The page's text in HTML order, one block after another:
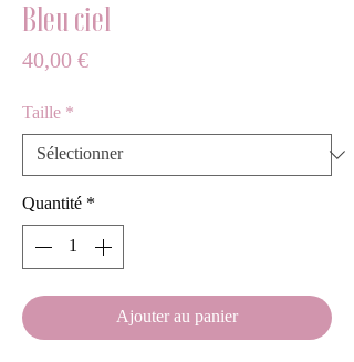
Bleu ciel
40,00 €Prix
Taille*
Quantité*
Ajouter au panier